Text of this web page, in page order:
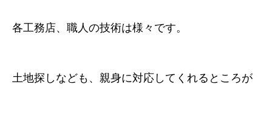
各工務店、職人の技術は様々です。
土地探しなども、親身に対応してくれるところが